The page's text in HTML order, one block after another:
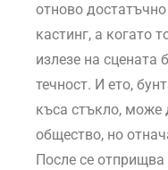
отново
кастинг, а когато
излезе на сцената
течност. И ето,
къса стъкло, може
общество, но
После се